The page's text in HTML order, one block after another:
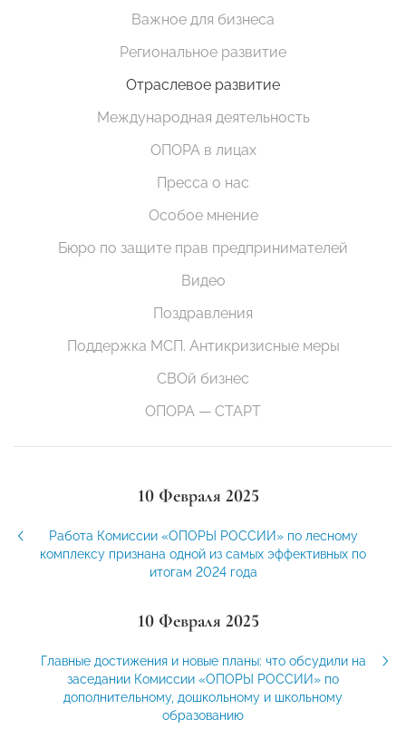
Важное для бизнеса
Региональное развитие
Отраслевое развитие
Международная деятельность
ОПОРА в лицах
Пресса о нас
Особое мнение
Бюро по защите прав предпринимателей
Видео
Поздравления
Поддержка МСП. Антикризисные меры
СВОй бизнес
ОПОРА — СТАРТ
10 Февраля 2025
Работа Комиссии «ОПОРЫ РОССИИ» по лесному
комплексу признана одной из самых эффективных по
итогам 2024 года
10 Февраля 2025
Главные достижения и новые планы: что обсудили на
заседании Комиссии «ОПОРЫ РОССИИ» по
дополнительному, дошкольному и школьному
образованию